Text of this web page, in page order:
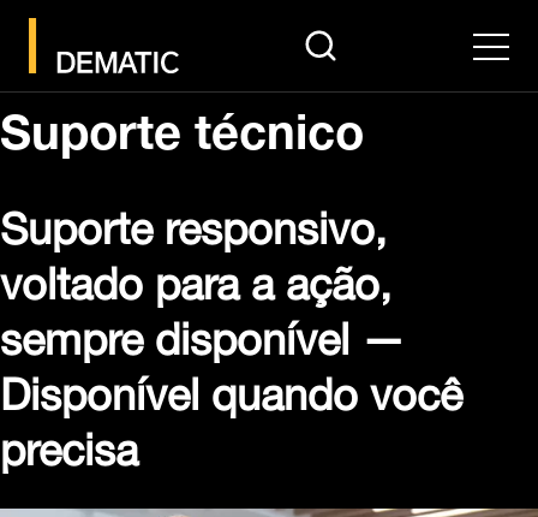
search Menu
Suporte técnico
Suporte responsivo,
voltado para a ação,
sempre disponível —
Disponível quando você
precisa